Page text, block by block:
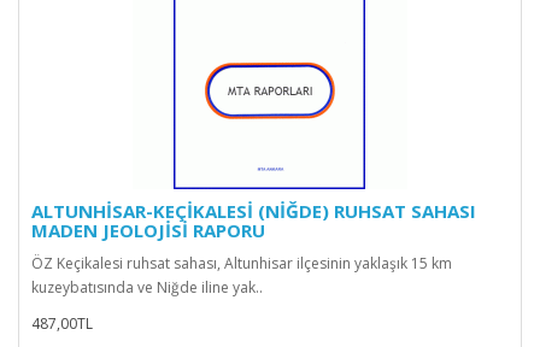
ALTUNHİSAR-KEÇİKALESİ (NİĞDE) RUHSAT SAHASI
MADEN JEOLOJİSİ RAPORU
ÖZ Keçikalesi ruhsat sahası, Altunhisar ilçesinin yaklaşık 15 km
kuzeybatısında ve Niğde iline yak..
487,00TL